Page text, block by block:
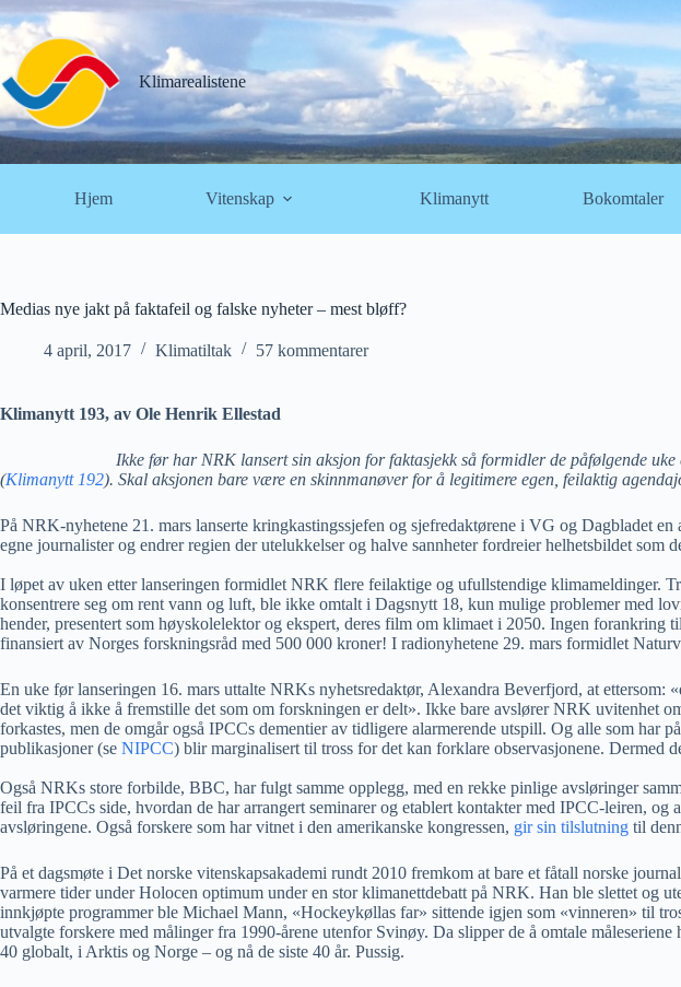
Hopp
til
innholdet
Klimarealistene
Hjem Vitenskap Klimanytt Bokomtaler
Medias nye jakt på faktafeil og falske nyheter – mest bløff?
4 april, 2017 Klimatiltak 57 kommentarer
Klimanytt 193, av Ole Henrik Ellestad
Ikke før har NRK lansert sin aksjon for faktasjekk så formidler de påfølgende
(Klimanytt 192). Skal aksjonen bare være en skinnmanøver for å legitimere egen, feilaktig
På NRK-nyhetene 21. mars lanserte kringkastingssjefen og sjefredaktørene i VG og Dagbladet
egne journalister og endrer regien der utelukkelser og halve sannheter fordreier helhetsbildet
I løpet av uken etter lanseringen formidlet NRK flere feilaktige og ufullstendige klimameldinger.
konsentrere seg om rent vann og luft, ble ikke omtalt i Dagsnytt 18, kun mulige problemer med
hender, presentert som høyskolelektor og ekspert, deres film om klimaet i 2050. Ingen
finansiert av Norges forskningsråd med 500 000 kroner! I radionyhetene 29. mars formidlet
En uke før lanseringen 16. mars uttalte NRKs nyhetsredaktør, Alexandra Beverfjord, at ettersom:
det viktig å ikke å fremstille det som om forskningen er delt». Ikke bare avslører NRK uvitenhet
forkastes, men de omgår også IPCCs dementier av tidligere alarmerende utspill. Og alle som har
publikasjoner (se NIPCC) blir marginalisert til tross for det kan forklare observasjonene. Dermed
Også NRKs store forbilde, BBC, har fulgt samme opplegg, med en rekke pinlige avsløringer
feil fra IPCCs side, hvordan de har arrangert seminarer og etablert kontakter med IPCC-leiren,
avsløringene. Også forskere som har vitnet i den amerikanske kongressen, gir sin tilslutning til
På et dagsmøte i Det norske vitenskapsakademi rundt 2010 fremkom at bare et fåtall norske
varmere tider under Holocen optimum under en stor klimanettdebatt på NRK. Han ble slettet og
innkjøpte programmer ble Michael Mann, «Hockeykøllas far» sittende igjen som «vinneren» til
utvalgte forskere med målinger fra 1990-årene utenfor Svinøy. Da slipper de å omtale
40 globalt, i Arktis og Norge – og nå de siste 40 år. Pussig.